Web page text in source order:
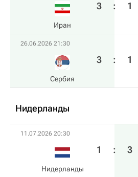
Иран
3 : 1
26.06.2026 21:30
Сербия
3 : 1
Нидерланды
11.07.2026 20:30
Нидерланды
1 : 3